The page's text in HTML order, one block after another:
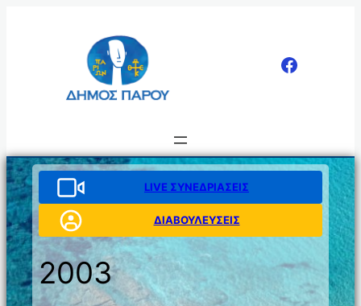
LIVE ΣΥΝΕΔΡΙΑΣΕΙΣ
ΔΙΑΒΟΥΛΕΥΣΕΙΣ
2003